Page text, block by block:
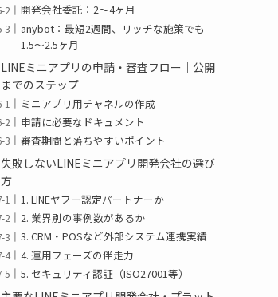
開発会社委託：2〜4ヶ月
anybot：最短2週間、リッチな施策でも
1.5〜2.5ヶ月
LINEミニアプリの申請・審査フロー｜公開
までのステップ
ミニアプリ用チャネルの作成
申請に必要なドキュメント
審査期間と落ちやすいポイント
失敗しないLINEミニアプリ開発会社の選び
方
1. LINEヤフー認定パートナーか
2. 業界別の事例数があるか
3. CRM・POSなど外部システム連携実績
4. 運用フェーズの伴走力
5. セキュリティ認証（ISO27001等）